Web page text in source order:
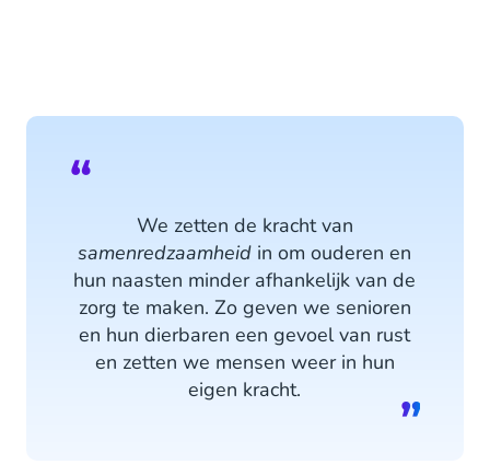
We zetten de kracht van
samenredzaamheid in om ouderen en
hun naasten minder afhankelijk van de
zorg te maken. Zo geven we senioren
en hun dierbaren een gevoel van rust
en zetten we mensen weer in hun
eigen kracht.